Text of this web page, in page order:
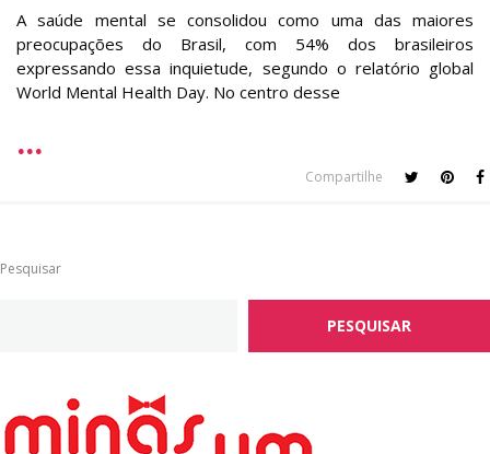
A saúde mental se consolidou como uma das maiores
preocupações do Brasil, com 54% dos brasileiros
expressando essa inquietude, segundo o relatório global
World Mental Health Day. No centro desse
Compartilhe
Pesquisar
PESQUISAR